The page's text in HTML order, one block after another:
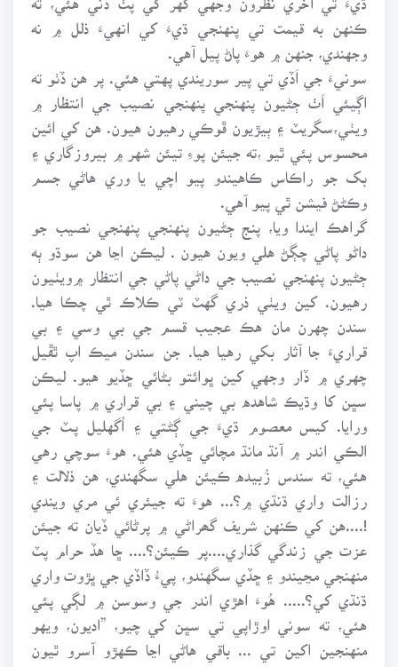
ڪنهن به قيمت تي پنهنجي ڌيءَ کي انهيءَ ذلل ۾ نه
وجهندي، جنهن ۾ هوءَ پاڻ پيل آهي.
سونيءَ جي اَڏي تي پير سوريندي پهتي هئي. پر هن ڏٺو ته
اڳيئي اَٺ ڄڻيون پنهنجي پنهنجي نصيب جي انتظار ۾
ويٺي،سگريٽ ۽ ٻيڙيون ڦوڪي رهيون هيون. هن کي ائين
محسوس پئي ٿيو ،ته جيئن پوءِ تيئن شهر ۾ بيروزگاري ۽
بک جو راڪاس ڪاهيندو پيو اچي يا وري هاڻي جسم
وڪڻڻ فيشن ٿي پيو آهي.
گراهڪ ايندا ويا، پنج ڄڻيون پنهنجي پنهنجي نصيب جو
داڻو پاڻي چڳڻ هلي ويون هيون . ليڪن اڃا هن سوڌو ٻه
ڄڻيون پنهنجي نصيب جي داڻي پاڻي جي انتظار ۾ويٺيون
رهيون. کين ويٺي ذري گهٽ ٽي ڪلاڪ ٿي چڪا هيا.
سندن چهرن مان هڪ عجيب قسم جي بي وسي ۽ بي
قراريءَ جا آثار بکي رهيا هيا. جن سندن ميڪ اپ ٿڦيل
چهري ۾ ڏار وجهي کين ڀوائتو بڻائي ڇڏيو هيو. ليڪن
سڀن کا وڌيڪ شاهده بي چيني ۽ بي قراري ۾ پاسا پئي
ورايا. کيس معصوم ڌيءَ جي ڳڻتي ۽ اُگهليل پـٽ جي
الڪي اندر ۾ آنڌ مانڌ مچائي ڇڏي هئي. هوءَ سوچي رهي
هئي، ته سندس زُبيده ڪيئن هلي سگهندي، هن ذلالت ۽
رزالت واري ڌنڌي ۾؟... هوءَ ته جيئري ئي مري ويندي
!....هن کي ڪنهن شريف گھراڻي ۾ پرڻائي ڏيان ته جيئن
عزت جي زندگي گذاري....پر ڪيئن؟.... ڇا هڏ حرام پٽ
منهنجي مڃيندو ۽ ڇڏي سگهندو، پيءُ ڏاڏي جي ڀڙوت واري
ڌنڌي کي؟..... هُوءَ اهڙي اندر جي وسوسن ۾ لڳي پئي
هئي، ته سوني اوڙاپي تي سڀن کي چيو، ”اديون، ويهو
منهنجين اکين تي ... باقي هاڻي اڃا ڪهڙو آسرو ٿيون